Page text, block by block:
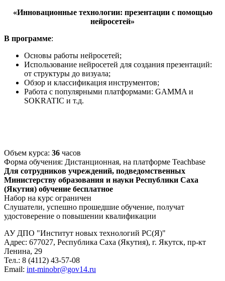
«Инновационные технологии: презентации с помощью
нейросетей»
В программе:
Основы работы нейросетей;
Использование нейросетей для создания презентаций:
от структуры до визуала;
Обзор и классификация инструментов;
Работа с популярными платформами: GAMMA и
SOKRATIC и т.д.
Объем курса: 36 часов
Форма обучения: Дистанционная, на платформе Teachbase
Для сотрудников учреждений, подведомственных
Министерству образования и науки Республики Саха
(Якутия) обучение бесплатное
Набор на курс ограничен
Слушатели, успешно прошедшие обучение, получат
удостоверение о повышении квалификации
АУ ДПО "Институт новых технологий РС(Я)"
Адрес: 677027, Республика Саха (Якутия), г. Якутск, пр-кт
Ленина, 29
Тел.: 8 (4112) 43-57-08
Email: int-minobr@gov14.ru